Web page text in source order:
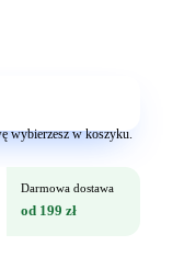
wybierzesz w koszyku.
Darmowa dostawa
od 199 zł